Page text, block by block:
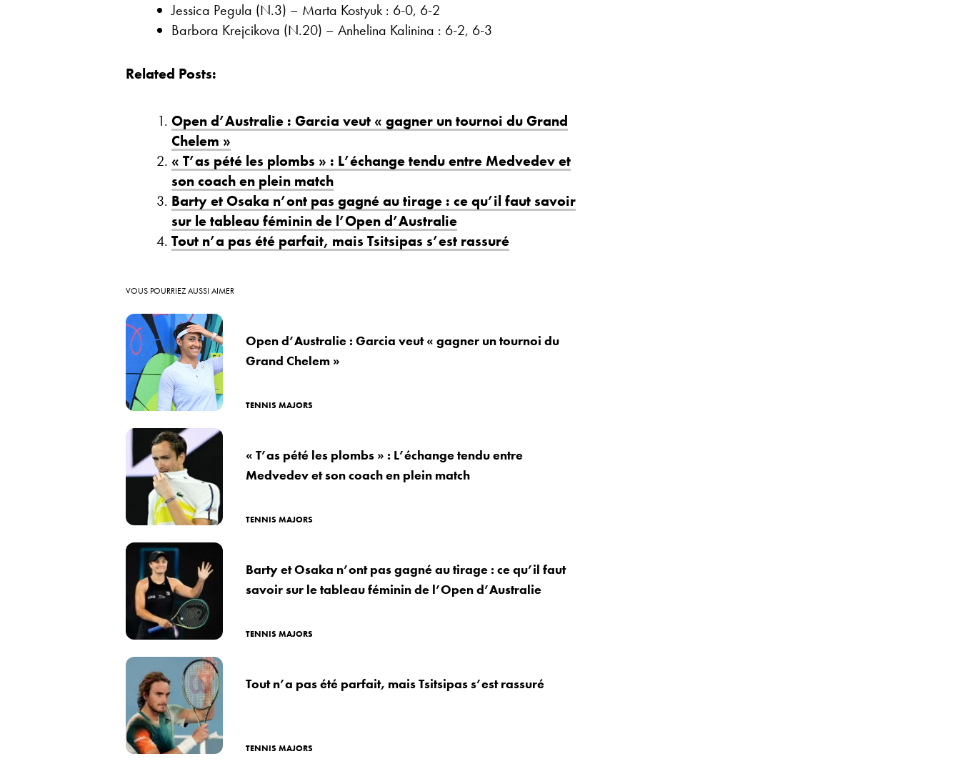
Jessica Pegula (N.3) – Marta Kostyuk : 6-0, 6-2
Barbora Krejcikova (N.20) – Anhelina Kalinina : 6-2, 6-3
Related Posts:
Open d’Australie : Garcia veut « gagner un tournoi du Grand
Chelem »
« T’as pété les plombs » : L’échange tendu entre Medvedev et
son coach en plein match
Barty et Osaka n’ont pas gagné au tirage : ce qu’il faut savoir
sur le tableau féminin de l’Open d’Australie
Tout n’a pas été parfait, mais Tsitsipas s’est rassuré
VOUS POURRIEZ AUSSI AIMER
Open d’Australie : Garcia veut « gagner un tournoi du
Grand Chelem »
TENNIS MAJORS
« T’as pété les plombs » : L’échange tendu entre
Medvedev et son coach en plein match
TENNIS MAJORS
Barty et Osaka n’ont pas gagné au tirage : ce qu’il faut
savoir sur le tableau féminin de l’Open d’Australie
TENNIS MAJORS
Tout n’a pas été parfait, mais Tsitsipas s’est rassuré
TENNIS MAJORS